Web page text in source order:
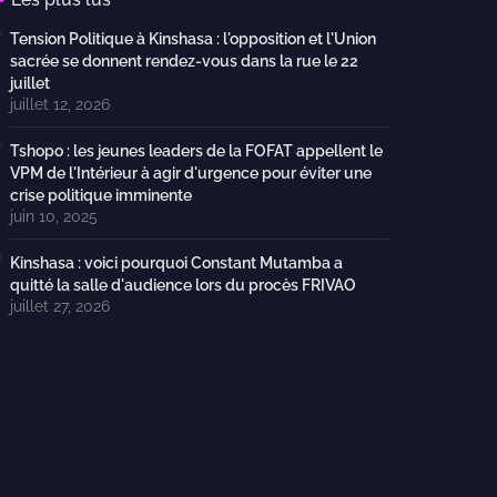
Tension Politique à Kinshasa : l'opposition et l'Union
sacrée se donnent rendez-vous dans la rue le 22
juillet
juillet 12, 2026
Tshopo : les jeunes leaders de la FOFAT appellent le
VPM de l'Intérieur à agir d'urgence pour éviter une
crise politique imminente
juin 10, 2025
Kinshasa : voici pourquoi Constant Mutamba a
quitté la salle d'audience lors du procès FRIVAO
juillet 27, 2026